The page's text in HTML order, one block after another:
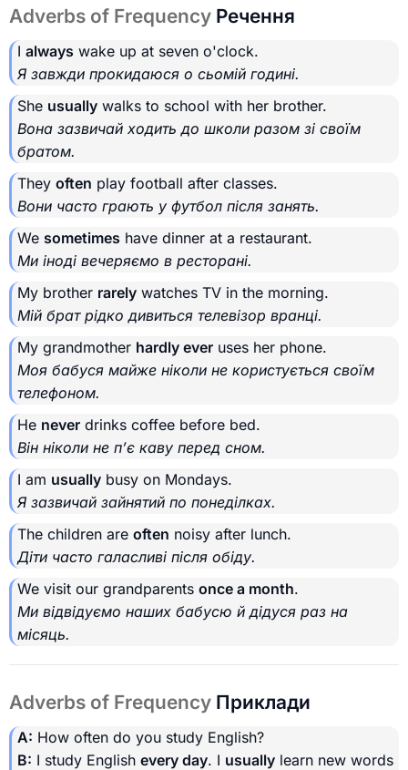
Adverbs of Frequency Речення
I always wake up at seven o'clock.
Я завжди прокидаюся о сьомій годині.
She usually walks to school with her brother.
Вона зазвичай ходить до школи разом зі своїм
братом.
They often play football after classes.
Вони часто грають у футбол після занять.
We sometimes have dinner at a restaurant.
Ми іноді вечеряємо в ресторані.
My brother rarely watches TV in the morning.
Мій брат рідко дивиться телевізор вранці.
My grandmother hardly ever uses her phone.
Моя бабуся майже ніколи не користується своїм
телефоном.
He never drinks coffee before bed.
Він ніколи не п’є каву перед сном.
I am usually busy on Mondays.
Я зазвичай зайнятий по понеділках.
The children are often noisy after lunch.
Діти часто галасливі після обіду.
We visit our grandparents once a month.
Ми відвідуємо наших бабусю й дідуся раз на
місяць.
Adverbs of Frequency Приклади
A: How often do you study English?
B: I study English every day. I usually learn new words